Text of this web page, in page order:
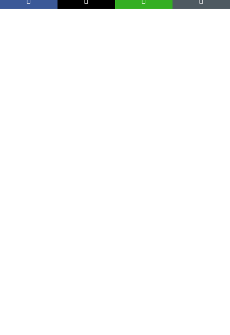
gomma) siano usate solo in casi eccezionali, quando vi sia un